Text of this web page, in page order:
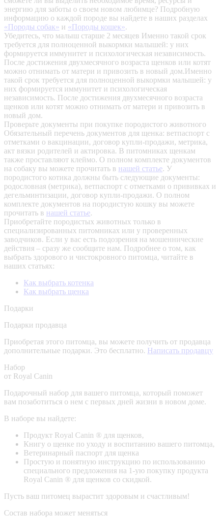
энергию для заботы о своем новом любимце? Подробную
информацию о каждой породе вы найдете в наших разделах
«Породы собак» и «Породы кошек».
Убедитесь, что малыш старше 2 месяцев Именно такой срок
требуется для полноценной выкормки малышей: у них
формируется иммунитет и психологическая независимость.
После достижения двухмесячного возраста щенков или котят
можно отнимать от матери и привозить в новый дом.Именно
такой срок требуется для полноценной выкормки малышей: у
них формируется иммунитет и психологическая
независимость. После достижения двухмесячного возраста
щенков или котят можно отнимать от матери и привозить в
новый дом.
Проверьте документы при покупке породистого животного
Обязательный перечень документов для щенка: ветпаспорт с
отметками о вакцинации, договор купли-продажи, метрика,
акт вязки родителей и актировка. В питомниках щенкам
также проставляют клеймо. О полном комплекте документов
на собаку вы можете прочитать в нашей статье. У
породистого котика должны быть следующие документы:
родословная (метрика), ветпаспорт с отметками о прививках и
дегельминтизации, договор купли-продажи. О полном
комплекте документов на породистую кошку вы можете
прочитать в нашей статье.
Приобретайте породистых животных только в
специализированных питомниках или у проверенных
заводчиков. Если у вас есть подозрения на мошеннические
действия – сразу же сообщите нам. Подробнее о том, как
выбрать здорового и чистокровного питомца, читайте в
наших статьях:
Как выбрать котенка
Как выбрать щенка
Подарки
Подарки продавца
Приобретая этого питомца, вы можете получить от продавца
дополнительные подарки. Это бесплатно. Написать продавцу
Набор
от Royal Canin
Подарочный набор для вашего питомца, который поможет
вам позаботиться о нем с первых дней жизни в новом доме.
В наборе вы найдете:
Продукт Royal Canin ® для щенков,
Книгу о щенке по уходу и воспитанию вашего питомца,
Ветеринарный паспорт для щенка
Простую и понятную инструкцию по использованию
специального предложения на 1-ую покупку продукта
Royal Canin ® для щенков со скидкой.
Пусть ваш питомец вырастит здоровым и счастливым!
Состав набора может меняться